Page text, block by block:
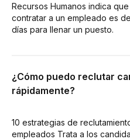
Recursos Humanos indica
contratar a un empleado es
días para llenar un puesto.
¿Cómo puedo reclutar
rápidamente?
10 estrategias de
empleados Trata a los